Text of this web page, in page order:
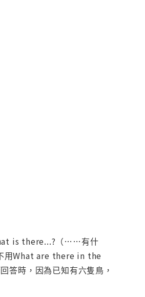
is there...?（……有什
用What are there in the
時，因為已知有六隻鳥，